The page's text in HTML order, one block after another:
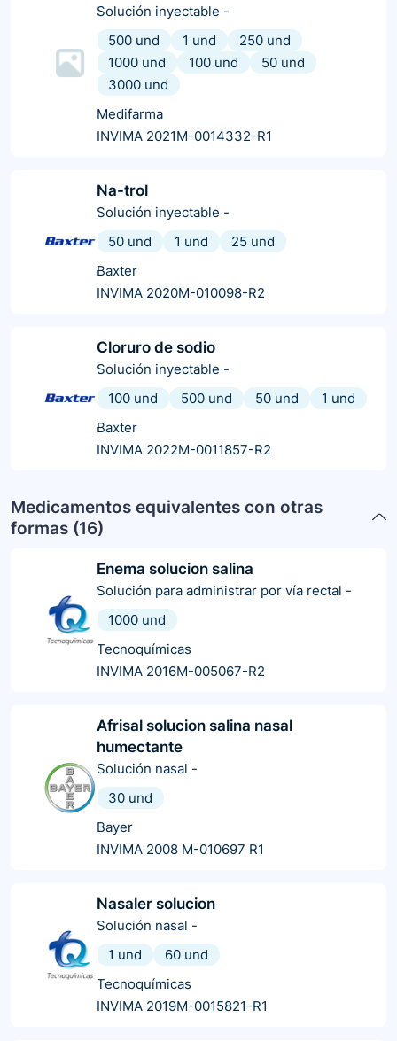
Solución inyectable -
500 und
1 und
250 und
1000 und
100 und
50 und
3000 und
Medifarma
INVIMA 2021M-0014332-R1
Na-trol
Solución inyectable -
50 und
1 und
25 und
Baxter
INVIMA 2020M-010098-R2
Cloruro de sodio
Solución inyectable -
100 und
500 und 50 und
1 und
Baxter
INVIMA 2022M-0011857-R2
Medicamentos equivalentes con otras
formas (16)
Enema solucion salina
Solución para administrar por vía rectal -
1000 und
Tecnoquímicas
INVIMA 2016M-005067-R2
Afrisal solucion salina nasal
humectante
Solución nasal -
30 und
Bayer
INVIMA 2008 M-010697 R1
Nasaler solucion
Solución nasal -
1 und
60 und
Tecnoquímicas
INVIMA 2019M-0015821-R1